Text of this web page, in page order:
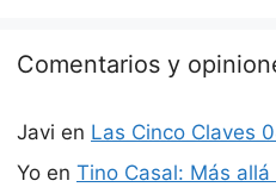
Comentarios y
Javi en Las Cinco Claves
Yo en Tino Casal: Más